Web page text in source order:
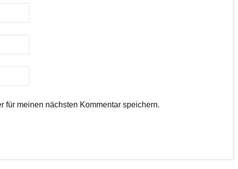
für meinen nächsten Kommentar speichern.